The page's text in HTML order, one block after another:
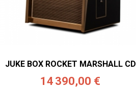
JUKE BOX ROCKET MARSHALL CD
14 390,00 €